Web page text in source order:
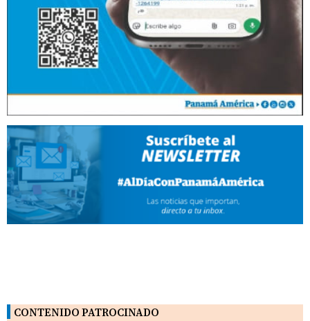
CONTENIDO PATROCINADO